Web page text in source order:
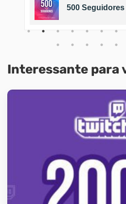
500 Seguidores
Interessante para